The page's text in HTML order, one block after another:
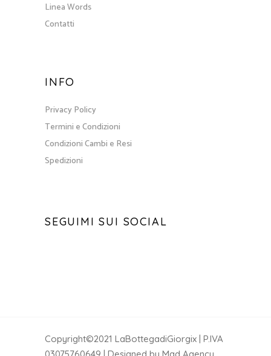
Linea Words
Contatti
INFO
Privacy Policy
Termini e Condizioni
Condizioni Cambi e Resi
Spedizioni
SEGUIMI SUI SOCIAL
Copyright©2021 LaBottegadiGiorgix | P.IVA